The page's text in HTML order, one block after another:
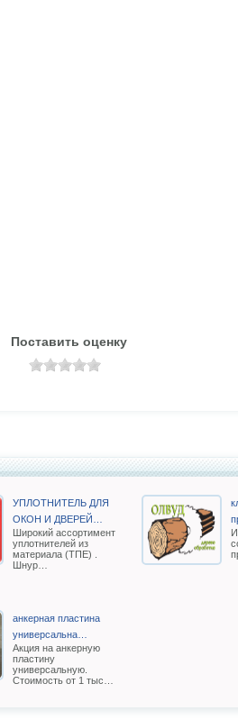
Поставить оценку
УПЛОТНИТЕЛЬ ДЛЯ
ОКОН И ДВЕРЕЙ…
Широкий ассортимент
уплотнителей из
материала (ТПЕ) .
Шнур…
анкерная пластина
универсальна…
Акция на анкерную
пластину
универсальную.
Стоимость от 1 тыс…